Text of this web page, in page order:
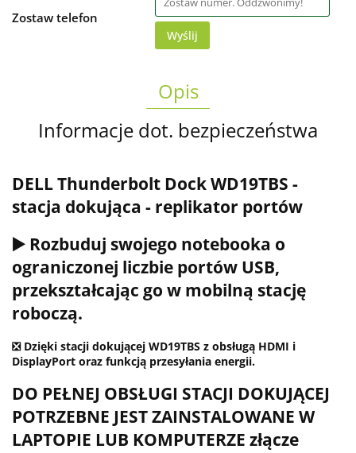
Zostaw telefon
Wyślij
Opis
Informacje dot. bezpieczeństwa
DELL Thunderbolt Dock WD19TBS -
stacja dokująca - replikator portów
▶️ Rozbuduj swojego notebooka o
ograniczonej liczbie portów USB,
przekształcając go w mobilną stację
roboczą.
❎ Dzięki stacji dokującej WD19TBS z obsługą HDMI i
DisplayPort oraz funkcją przesyłania energii.
DO PEŁNEJ OBSŁUGI STACJI DOKUJĄCEJ
POTRZEBNE JEST ZAINSTALOWANE W
LAPTOPIE LUB KOMPUTERZE złącze